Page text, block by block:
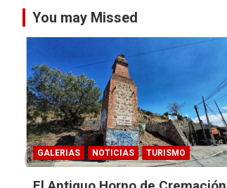
You may Missed
GALERIAS NOTICIAS TURISMO